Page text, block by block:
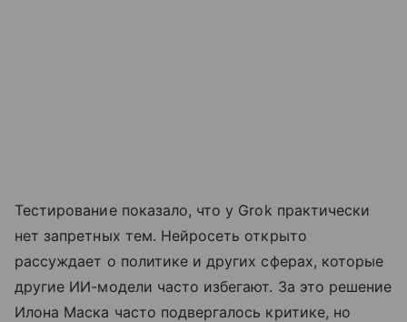
Тестирование показало, что у Grok практически
нет запретных тем. Нейросеть открыто
рассуждает о политике и других сферах, которые
другие ИИ-модели часто избегают. За это решение
Илона Маска часто подвергалось критике, но